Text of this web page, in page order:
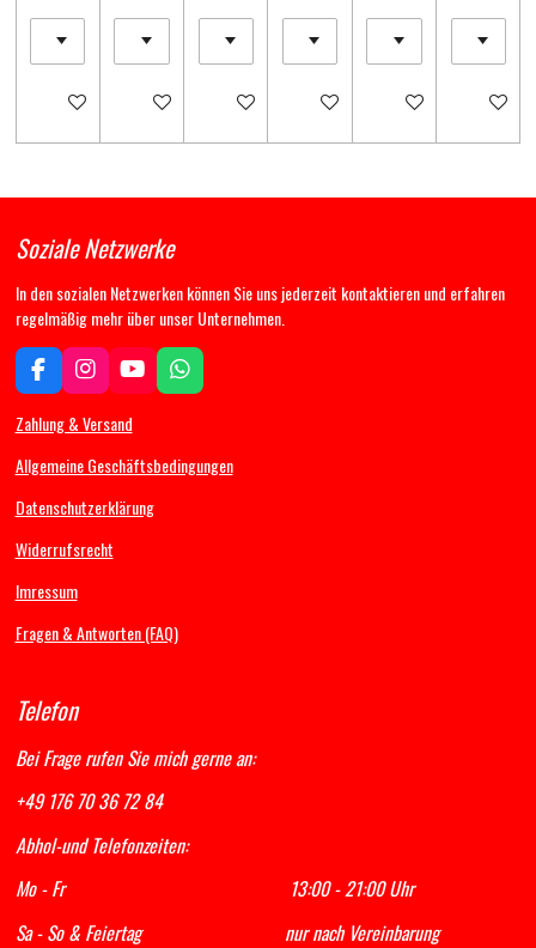
In den WarenkorbIn den WarenkorbIn den WarenkorbIn den WarenkorbIn den Warenkorb
In den
Soziale Netzwerke
In den sozialen Netzwerken können Sie uns jederzeit kontaktieren und erfahren
regelmäßig mehr über unser Unternehmen.
F
a
c
b
o
I
n
s
a
r
m
Y
o
u
u
e
W
h
s
Zahlung & Versand
Allgemeine Geschäftsbedingungen
Datenschutzerklärung
Widerrufsrecht
Imressum
Fragen & Antworten (FAQ)
Telefon
Bei Frage rufen Sie mich gerne an:
+49 176 70 36 72 84
Abhol-und Telefonzeiten:
Mo - Fr 13:00 - 21:00 Uhr
Sa - So & Feiertag nur nach Vereinbarung